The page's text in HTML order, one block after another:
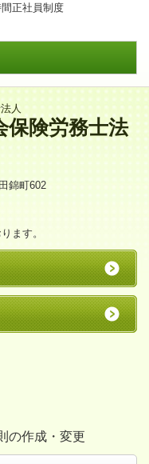
正社員制度
人
保険労務士法
錦町602
ます。
の作成・変更